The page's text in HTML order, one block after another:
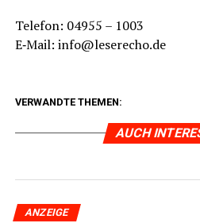
Tele­fon: 04955 – 1003
E‑Mail: info@leserecho.de
VERWANDTE THEMEN:
AUCH
ANZEIGE